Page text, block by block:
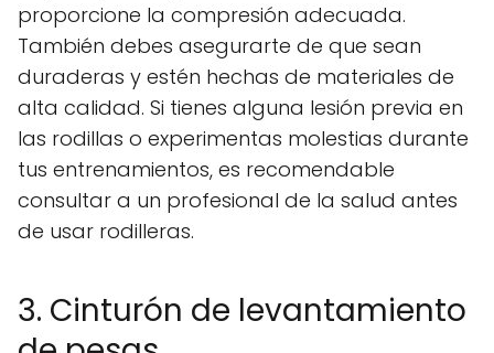
proporcione la compresión adecuada.
También debes asegurarte de que sean
duraderas y estén hechas de materiales de
alta calidad. Si tienes alguna lesión previa en
las rodillas o experimentas molestias durante
tus entrenamientos, es recomendable
consultar a un profesional de la salud antes
de usar rodilleras.
3. Cinturón de levantamiento